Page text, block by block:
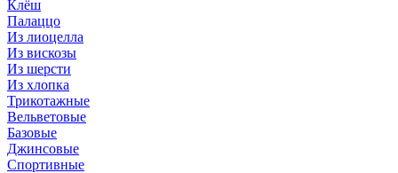
Клёш
Палаццо
Из лиоцелла
Из вискозы
Из шерсти
Из хлопка
Трикотажные
Вельветовые
Базовые
Джинсовые
Спортивные